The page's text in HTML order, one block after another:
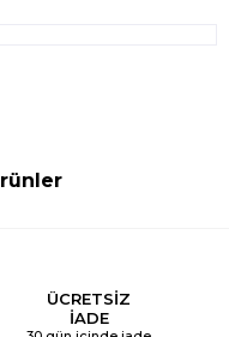
ÜCRETSİZ
İADE